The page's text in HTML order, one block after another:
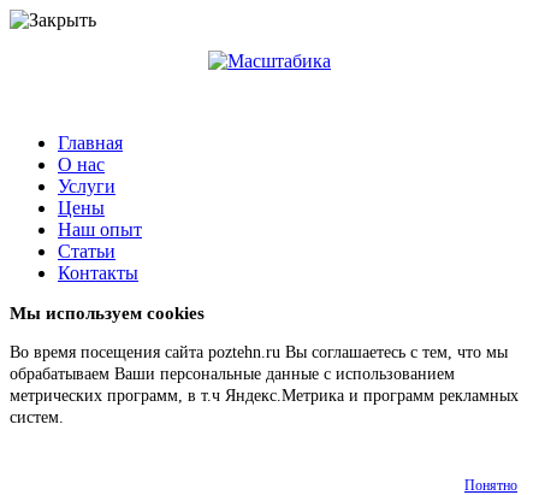
Главная
О нас
Услуги
Цены
Наш опыт
Статьи
Контакты
Мы используем cookies
Во время посещения сайта poztehn.ru Вы соглашаетесь с тем, что мы
обрабатываем Ваши персональные данные с использованием
метрических программ, в т.ч Яндекс.Метрика и программ рекламных
систем.
Понятно